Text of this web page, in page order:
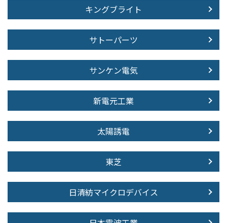
キングブライト
サトーパーツ
サンケン電気
新電元工業
太陽誘電
東芝
日清紡マイクロデバイス